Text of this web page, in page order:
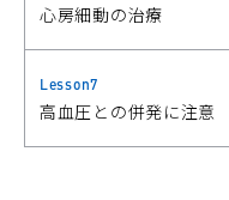
心房細動の治療
Lesson7
高血圧との併発に注意